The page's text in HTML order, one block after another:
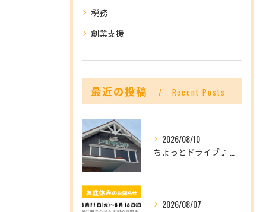
税務
創業支援
最近の投稿 Recent Posts
2026/08/10
2026/08/07